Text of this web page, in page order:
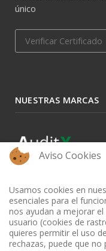
único
Verificar Certificado
NUESTRAS MARCAS
Aviso Cookies
Usamos cookies en
esenciales para el
nos ayudan a mejorar
usuario (cookies de
quieres permitir el uso
rechazas, puede que no